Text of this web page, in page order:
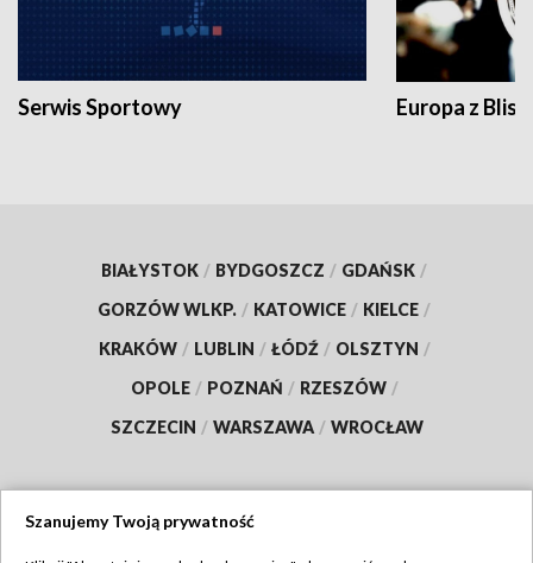
Serwis Sportowy Europa z
BIAŁYSTOK / BYDGOSZCZ / GDAŃSK /
GORZÓW WLKP. / KATOWICE / KIELCE /
KRAKÓW / LUBLIN / ŁÓDŹ / OLSZTYN /
OPOLE / POZNAŃ / RZESZÓW /
SZCZECIN / WARSZAWA / WROCŁAW
Szanujemy Twoją prywatność